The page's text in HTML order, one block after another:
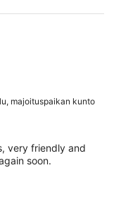
majoituspaikan kunto
very friendly and
soon.